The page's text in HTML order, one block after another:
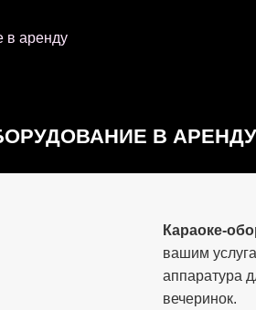
в аренду
В АРЕНДУ
Караоке-
вашим
аппаратура
вечеринок.